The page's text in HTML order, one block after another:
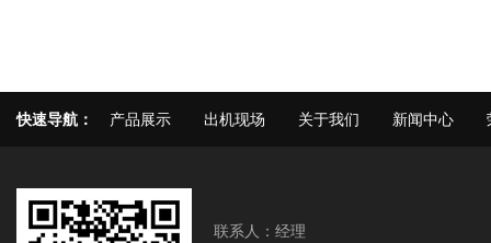
快速导航： 产品展示 出机现场 关于我们 新闻中心
联系人：经理